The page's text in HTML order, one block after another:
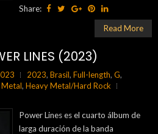
Share:
Read More
LINES (2023)
2023, Brasil, Full-length, G,
, Heavy Metal/Hard Rock
Power Lines es el cuarto álbum de
larga duración de la banda